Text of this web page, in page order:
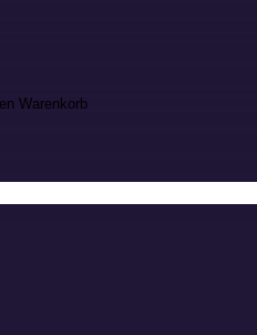
Warenkorb